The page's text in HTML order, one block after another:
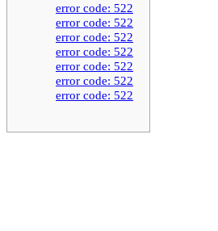
error code: 522
error code: 522
error code: 522
error code: 522
error code: 522
error code: 522
error code: 522